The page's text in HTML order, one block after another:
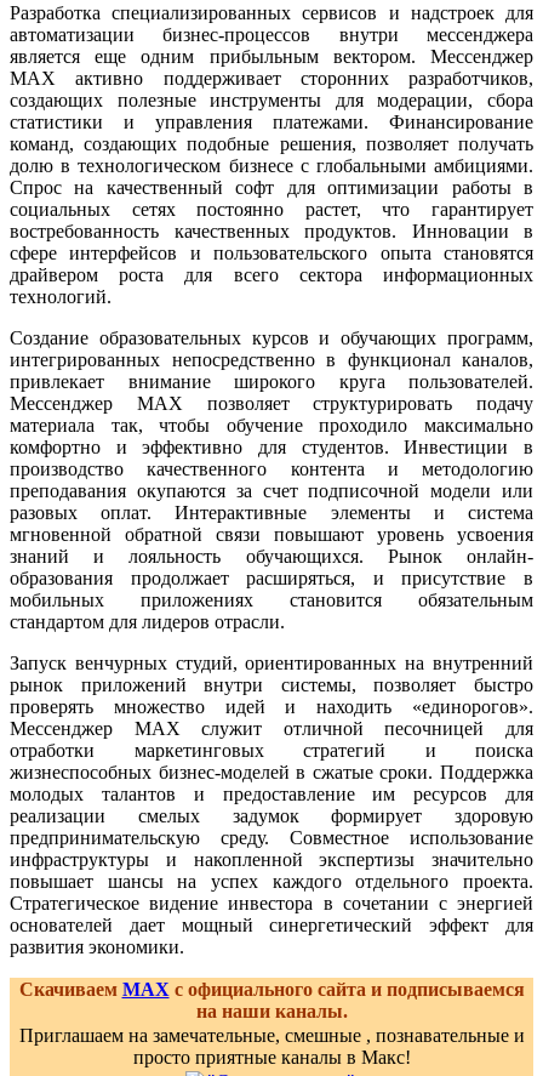
Разработка специализированных сервисов и надстроек для
автоматизации бизнес-процессов внутри мессенджера
является еще одним прибыльным вектором. Мессенджер
MAX активно поддерживает сторонних разработчиков,
создающих полезные инструменты для модерации, сбора
статистики и управления платежами. Финансирование
команд, создающих подобные решения, позволяет получать
долю в технологическом бизнесе с глобальными амбициями.
Спрос на качественный софт для оптимизации работы в
социальных сетях постоянно растет, что гарантирует
востребованность качественных продуктов. Инновации в
сфере интерфейсов и пользовательского опыта становятся
драйвером роста для всего сектора информационных
технологий.
Создание образовательных курсов и обучающих программ,
интегрированных непосредственно в функционал каналов,
привлекает внимание широкого круга пользователей.
Мессенджер MAX позволяет структурировать подачу
материала так, чтобы обучение проходило максимально
комфортно и эффективно для студентов. Инвестиции в
производство качественного контента и методологию
преподавания окупаются за счет подписочной модели или
разовых оплат. Интерактивные элементы и система
мгновенной обратной связи повышают уровень усвоения
знаний и лояльность обучающихся. Рынок онлайн-
образования продолжает расширяться, и присутствие в
мобильных приложениях становится обязательным
стандартом для лидеров отрасли.
Запуск венчурных студий, ориентированных на внутренний
рынок приложений внутри системы, позволяет быстро
проверять множество идей и находить «единорогов».
Мессенджер MAX служит отличной песочницей для
отработки маркетинговых стратегий и поиска
жизнеспособных бизнес-моделей в сжатые сроки. Поддержка
молодых талантов и предоставление им ресурсов для
реализации смелых задумок формирует здоровую
предпринимательскую среду. Совместное использование
инфраструктуры и накопленной экспертизы значительно
повышает шансы на успех каждого отдельного проекта.
Стратегическое видение инвестора в сочетании с энергией
основателей дает мощный синергетический эффект для
развития экономики.
Скачиваем MAX с официального сайта и подписываемся
на наши каналы.
Приглашаем на замечательные, смешные , познавательные и
просто приятные каналы в Макс!